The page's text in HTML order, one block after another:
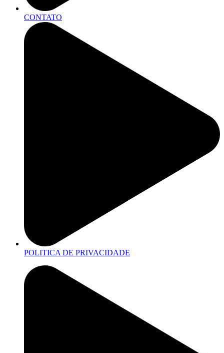
CONTATO
POLITICA DE PRIVACIDADE